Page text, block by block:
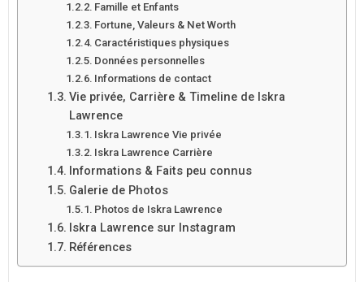
Famille et Enfants
Fortune, Valeurs & Net Worth
Caractéristiques physiques
Données personnelles
Informations de contact
Vie privée, Carrière & Timeline de Iskra
Lawrence
Iskra Lawrence Vie privée
Iskra Lawrence Carrière
Informations & Faits peu connus
Galerie de Photos
Photos de Iskra Lawrence
Iskra Lawrence sur Instagram
Références